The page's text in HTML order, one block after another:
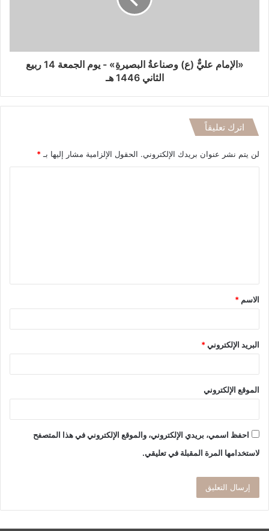
«الإمام عليٌّ (ع) وصناعةُ البصيرةِ» - يوم الجمعة 14 ربيع
الثاني 1446 هـ
اترك تعليقاً
لن يتم نشر عنوان بريدك الإلكتروني. الحقول الإلزامية مشار إليها بـ *
ق
*
الاسم *
البريد الإلكتروني*
الموقع الإلكتروني
احفظ اسمي، بريدي الإلكتروني، والموقع الإلكتروني في هذا المتصفح
لاستخدامها المرة المقبلة في تعليقي.